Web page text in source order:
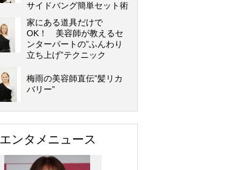
サイドバング簡単セット術
家にある道具だけで
OK！ 美容師が教えるセ
ンターパートの”ふんわり
立ち上げ”テクニック
梅雨の美容師直伝”髪リカ
バリー”
エンタメニュース